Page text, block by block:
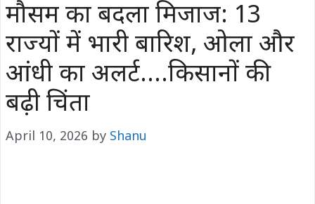
मौसम का बदला मिजाज: 13
राज्यों में भारी बारिश, ओला और
आंधी का अलर्ट….किसानों की
बढ़ी चिंता
April 10, 2026 by Shanu